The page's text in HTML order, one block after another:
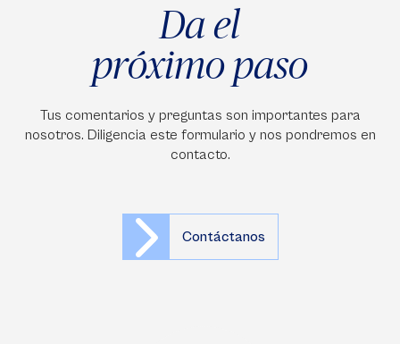
Da el
próximo paso
Tus comentarios y preguntas son importantes para
nosotros. Diligencia este formulario y nos pondremos en
contacto.
Contáctanos